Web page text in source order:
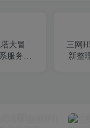
大冒
服务端
三网
新整